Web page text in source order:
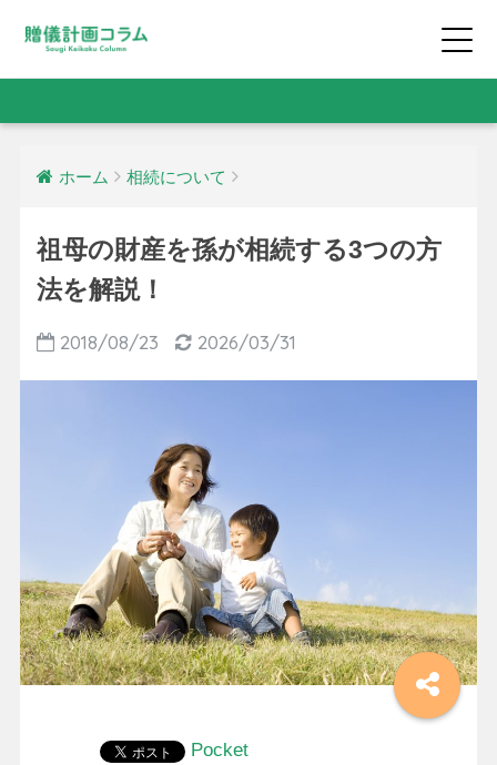
ホーム 相続について
祖母の財産を孫が相続する3つの方
法を解説！
2018/08/23 2026/03/31
Pocket